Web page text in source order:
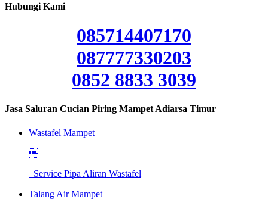
Hubungi Kami
085714407170
087777330203
0852 8833 3039
Jasa Saluran Cucian Piring Mampet Adiarsa Timur
Wastafel Mampet

Service Pipa Aliran Wastafel
Talang Air Mampet